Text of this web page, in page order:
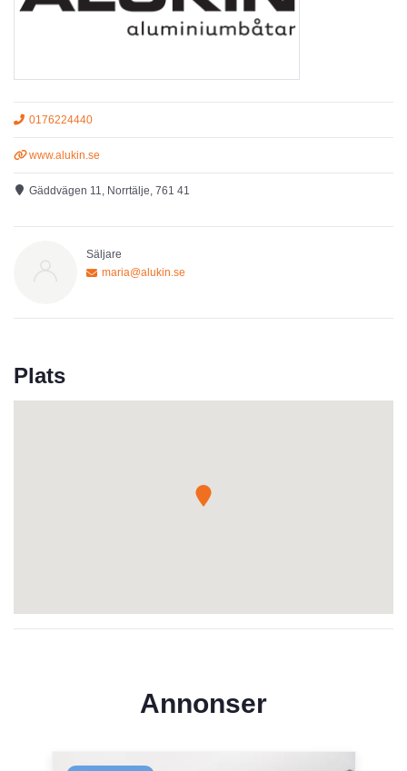
0176224440
www.alukin.se
Gäddvägen 11, Norrtälje, 761 41
Säljare
maria@alukin.se
Plats
Annonser